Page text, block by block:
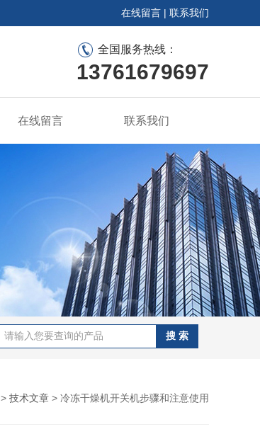
在线留言 | 联系我们
全国服务热线：
13761679697
在线留言 联系我们
> 技术文章 > 冷冻干燥机开关机步骤和注意使用